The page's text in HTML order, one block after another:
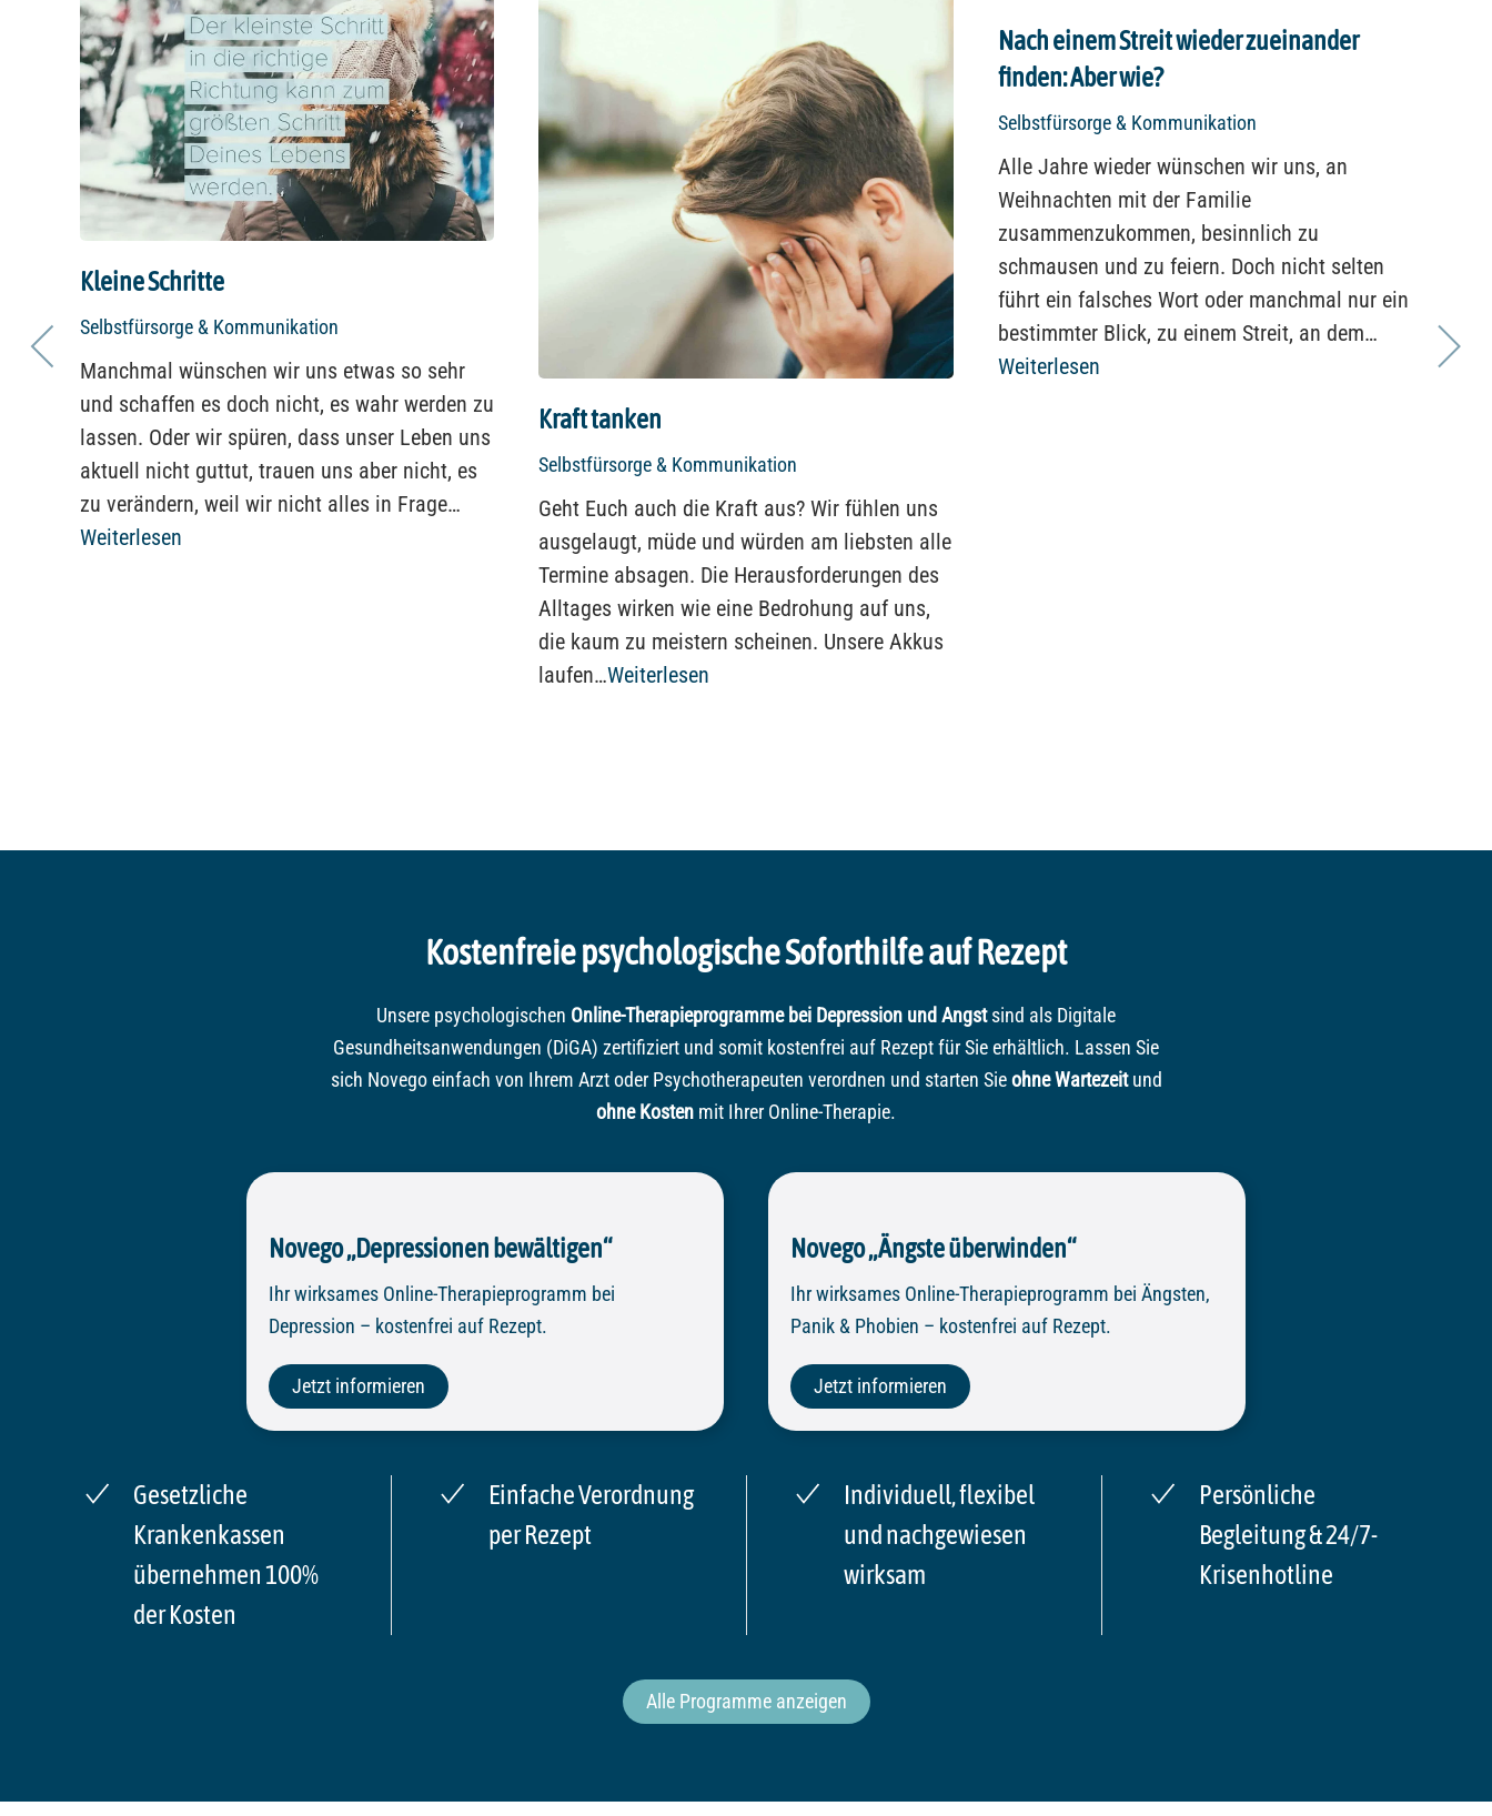
Kleine Schritte
Selbstfürsorge & Kommunikation
Manchmal wünschen wir uns etwas so sehr
und schaffen es doch nicht, es wahr werden zu
lassen. Oder wir spüren, dass unser Leben uns
aktuell nicht guttut, trauen uns aber nicht, es
zu verändern, weil wir nicht alles in Frage…
Weiterlesen
Kraft tanken
Selbstfürsorge & Kommunikation
Geht Euch auch die Kraft aus? Wir fühlen uns
ausgelaugt, müde und würden am liebsten alle
Termine absagen. Die Herausforderungen des
Alltages wirken wie eine Bedrohung auf uns,
die kaum zu meistern scheinen. Unsere Akkus
laufen…Weiterlesen
Nach einem Streit wieder zueinander
finden: Aber wie?
Selbstfürsorge & Kommunikation
Alle Jahre wieder wünschen wir uns, an
Weihnachten mit der Familie
zusammenzukommen, besinnlich zu
schmausen und zu feiern. Doch nicht selten
führt ein falsches Wort oder manchmal nur ein
bestimmter Blick, zu einem Streit, an dem…
Weiterlesen
Kostenfreie psychologische Soforthilfe auf Rezept
Unsere psychologischen Online-Therapieprogramme bei Depression und Angstsind als Digitale
Gesundheitsanwendungen (DiGA) zertifiziert und somit kostenfrei auf Rezept für Sie erhältlich. Lassen Sie
sich Novego einfach von Ihrem Arzt oder Psychotherapeuten verordnen und starten Sieohne Wartezeitund
ohne Kosten mit Ihrer Online-Therapie.
Novego „Depressionen bewältigen“
Ihr wirksames Online-Therapieprogramm bei
Depression – kostenfrei auf Rezept.
Jetzt informieren
Novego „Ängste überwinden“
Ihr wirksames Online-Therapieprogramm bei Ängsten,
Panik & Phobien – kostenfrei auf Rezept.
Jetzt informieren
Gesetzliche
Krankenkassen
übernehmen 100%
der Kosten
Einfache Verordnung
per Rezept
Individuell, flexibel
und nachgewiesen
wirksam
Persönliche
Begleitung & 24/7-
Krisenhotline
Alle Programme anzeigen